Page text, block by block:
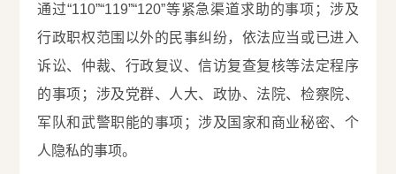
通过“110”“119”“120”等紧急渠道求助的事项；涉及
行政职权范围以外的民事纠纷，依法应当或已进入
诉讼、仲裁、行政复议、信访复查复核等法定程序
的事项；涉及党群、人大、政协、法院、检察院、
军队和武警职能的事项；涉及国家和商业秘密、个
人隐私的事项。